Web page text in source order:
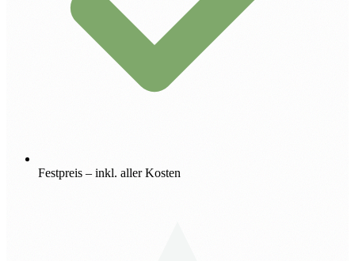
Festpreis – inkl. aller Kosten